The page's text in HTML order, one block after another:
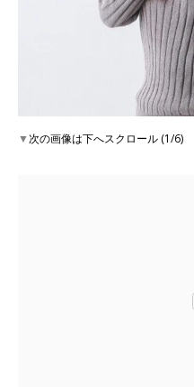
▼次の画像は下へスクロール (1/6)